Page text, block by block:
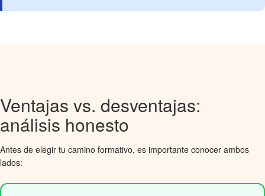
Ventajas vs. desventajas:
análisis honesto
Antes de elegir tu camino formativo, es importante conocer ambos
lados: